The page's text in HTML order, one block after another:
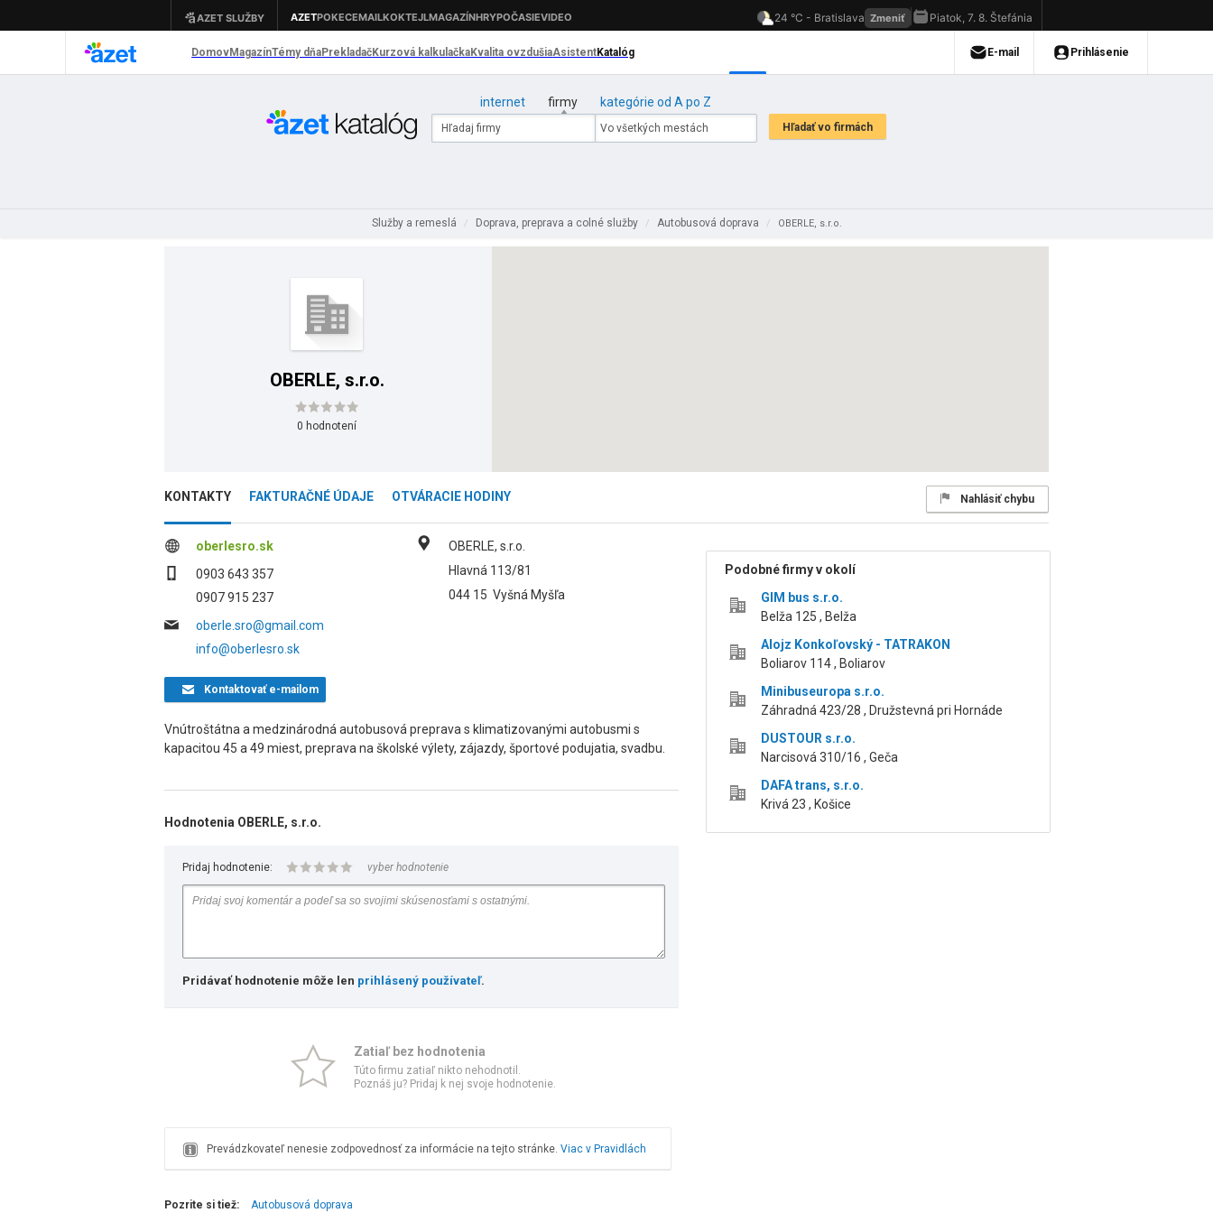
internet firmy kategórie od A po Z
Služby a remeslá / Doprava, preprava a colné služby / Autobusová doprava / OBERLE, s.r.o.
OBERLE, s.r.o.
0 hodnotení
KONTAKTY FAKTURAČNÉ ÚDAJE OTVÁRACIE HODINY Nahlásiť chybu
oberlesro.sk
0903 643 357
0907 915 237
oberle.sro@gmail.com
info@oberlesro.sk
OBERLE, s.r.o.
Hlavná 113/81
044 15 Vyšná Myšľa
Kontaktovaťe-mailom
Vnútroštátna a medzinárodná autobusová preprava s klimatizovanými autobusmi s
kapacitou 45 a 49 miest, preprava na školské výlety, zájazdy, športové podujatia, svadbu.
Hodnotenia OBERLE, s.r.o.
Pridaj hodnotenie: vyber hodnotenie
Pridávať hodnotenie môže len prihlásený používateľ.
Zatiaľ bez hodnotenia
Túto firmu zatiaľ nikto nehodnotil.
Poznáš ju? Pridaj k nej svoje hodnotenie.
Prevádzkovateľ nenesie zodpovednosť za informácie na tejto stránke. Viac v Pravidlách
Podobné firmy v okolí
GIM bus s.r.o.
Belža 125 , Belža
Alojz Konkoľovský - TATRAKON
Boliarov 114 , Boliarov
Minibuseuropa s.r.o.
Záhradná 423/28 , Družstevná pri Hornáde
DUSTOUR s.r.o.
Narcisová 310/16 , Geča
DAFA trans, s.r.o.
Krivá 23 , Košice
Pozrite si tiež: Autobusová doprava